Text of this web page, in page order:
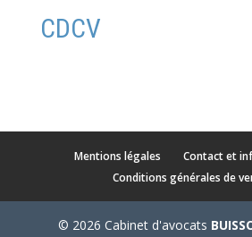
CDCV
Mentions légales
Contact et
Conditions générales de
© 2026 Cabinet d'avocats